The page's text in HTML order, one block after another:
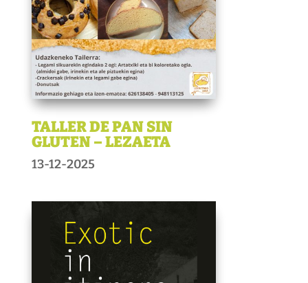
TALLER DE PAN SIN
GLUTEN – LEZAETA
13-12-2025